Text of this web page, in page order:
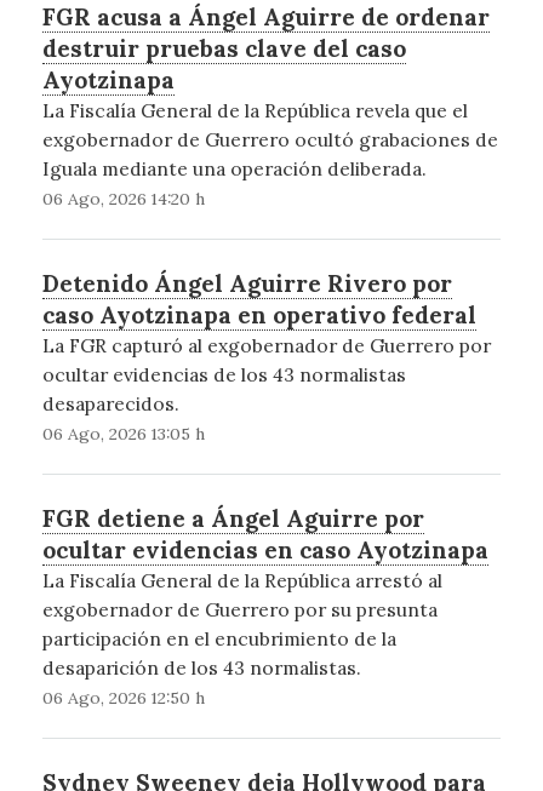
FGR acusa a Ángel Aguirre de ordenar
destruir pruebas clave del caso
Ayotzinapa
La Fiscalía General de la República revela que el
exgobernador de Guerrero ocultó grabaciones de
Iguala mediante una operación deliberada.
06 Ago, 2026 14:20 h
Detenido Ángel Aguirre Rivero por
caso Ayotzinapa en operativo federal
La FGR capturó al exgobernador de Guerrero por
ocultar evidencias de los 43 normalistas
desaparecidos.
06 Ago, 2026 13:05 h
FGR detiene a Ángel Aguirre por
ocultar evidencias en caso Ayotzinapa
La Fiscalía General de la República arrestó al
exgobernador de Guerrero por su presunta
participación en el encubrimiento de la
desaparición de los 43 normalistas.
06 Ago, 2026 12:50 h
Sydney Sweeney deja Hollywood para